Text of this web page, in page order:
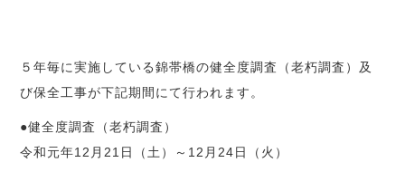
５年毎に実施している錦帯橋の健全度調査（老朽調査）及
び保全工事が下記期間にて行われます。
●健全度調査（老朽調査）
令和元年12月21日（土）～12月24日（火）